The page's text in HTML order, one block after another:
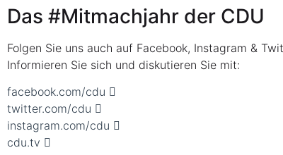
Das #Mit­mach­jahr der CDU
Fol­gen Sie uns auch auf Face­book, Insta­gram &
Infor­mie­ren Sie sich und dis­ku­tie­ren Sie mit:
face​book​.com/cdu
twit​ter​.com/cdu
insta​gram​.com/cdu
cdu​.tv